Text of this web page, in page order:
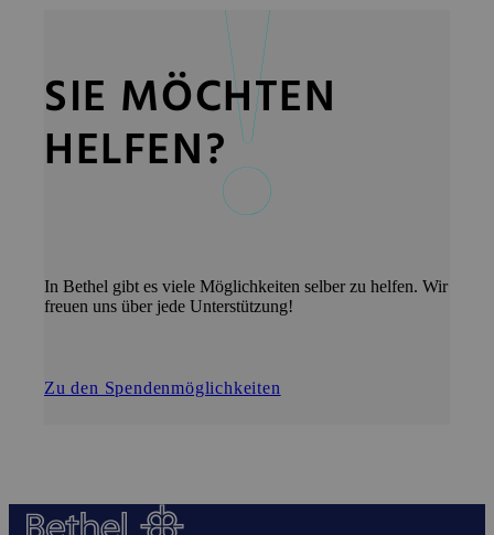
SIE MÖCHTEN
HELFEN?
In Bethel gibt es viele Möglichkeiten selber zu helfen. Wir
freuen uns über jede Unterstützung!
Zu den Spendenmöglichkeiten